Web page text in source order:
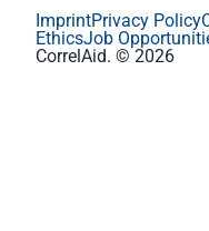
CorrelAid. © 2026
ImprintPrivacy Policy
EthicsJob